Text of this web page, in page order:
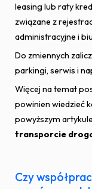
leasing lub raty
związane z
administracyjne i
Do zmiennych
parkingi, serwis i
Więcej na temat
powinien wiedzieć
powyższym
transporcie
Czy